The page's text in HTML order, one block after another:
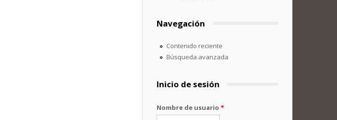
Navegación
Contenido reciente
Búsqueda avanzada
Inicio de sesión
Nombre de usuario *